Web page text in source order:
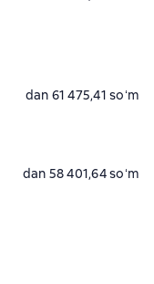
dan 61 475,41 soʻm
dan 58 401,64 soʻm